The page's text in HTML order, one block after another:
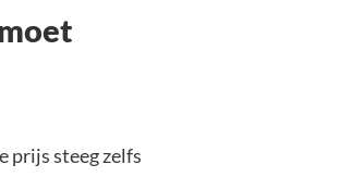
prijs steeg zelfs